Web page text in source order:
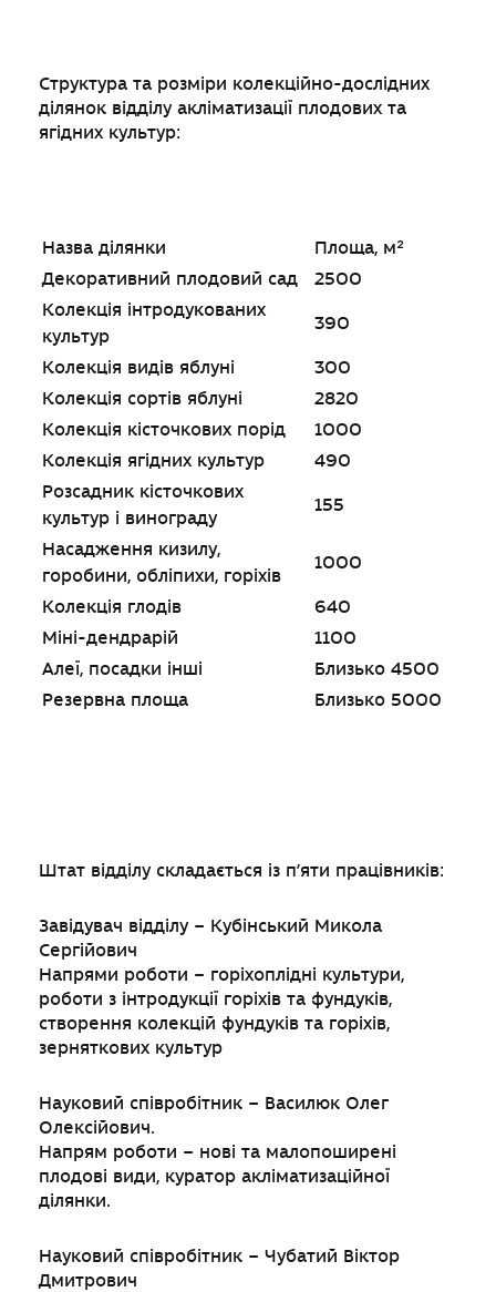
Структура та розміри колекційно-дослідних
ділянок відділу акліматизації плодових та
ягідних культур:
Назва ділянки
Площа, м²
Декоративний плодовий сад
2500
Колекція інтродукованих
культур
390
Колекція видів яблуні
300
Колекція сортів яблуні
2820
Колекція кісточкових порід
1000
Колекція ягідних культур
490
Розсадник кісточкових
культур і винограду
155
Насадження кизилу,
горобини, обліпихи, горіхів
1000
Колекція глодів
640
Міні-дендрарій
1100
Алеї, посадки інші
Близько 4500
Резервна площа
Близько 5000
Штат відділу складається із п’яти працівників:
Завідувач відділу – Кубінський Микола
Сергійович
Напрями роботи – горіхоплідні культури,
роботи з інтродукції горіхів та фундуків,
створення колекцій фундуків та горіхів,
зерняткових культур
Науковий співробітник – Василюк Олег
Олексійович.
Напрям роботи – нові та малопоширені
плодові види, куратор акліматизаційної
ділянки.
Науковий співробітник – Чубатий Віктор
Дмитрович